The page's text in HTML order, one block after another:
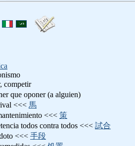
competir
que oponer (a alguien)
<<< 馬
<<< 策
todos contra todos <<< 試合
<<< 手段